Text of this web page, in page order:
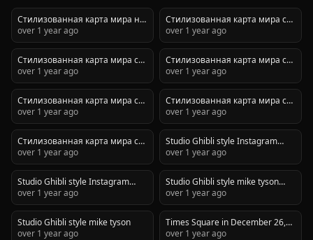
Стилизованная карта мира на
тёмном фоне, оформленная в
премиальном
использованием темно-синих
и золотых акцентов.
over 1 year ago
Стилизованная карта мира с
отмеченными локациями
крупных городов мира,
минималистичном стиле с
использованием темно-синих
и золотых акцентов.
over 1 year ago
Стилизованная карта мира с
отмеченными локациями
крупных городов мира
оформленная в премиальном
минималистичном стиле с
использованием темно-синих
и золотых акцентов.
over 1 year ago
Стилизованная карта мира с
отмеченными локациями
крупных городов мира
оформленная в премиальном
минималистичном стиле с
использованием темно-синих
и золотых акцентов.
over 1 year ago
Стилизованная карта мира с
отмеченными локациями
крупных городов мира
оформленная в премиальном
минималистичном стиле с
использованием темно-синих
и золотых акцентов.
over 1 year ago
Стилизованная карта мира с
отмеченными локациями
различных бизнес центров
оформленная в премиальном
минималистичном стиле с
использованием темно-синих
и золотых акцентов.
over 1 year ago
Стилизованная карта мира с
отмеченными локациями
различных бизнес центров
оформленная в премиальном
минималистичном стиле с
использованием темно-синих
и золотых акцентов.
over 1 year ago
Studio Ghibli style Instagram
influencer model selfie
over 1 year ago
Studio Ghibli style Instagram
influencer
over 1 year ago
Studio Ghibli style mike tyson
portrait
over 1 year ago
Studio Ghibli style mike tyson
over 1 year ago
Times Square in December 26,
2007
over 1 year ago